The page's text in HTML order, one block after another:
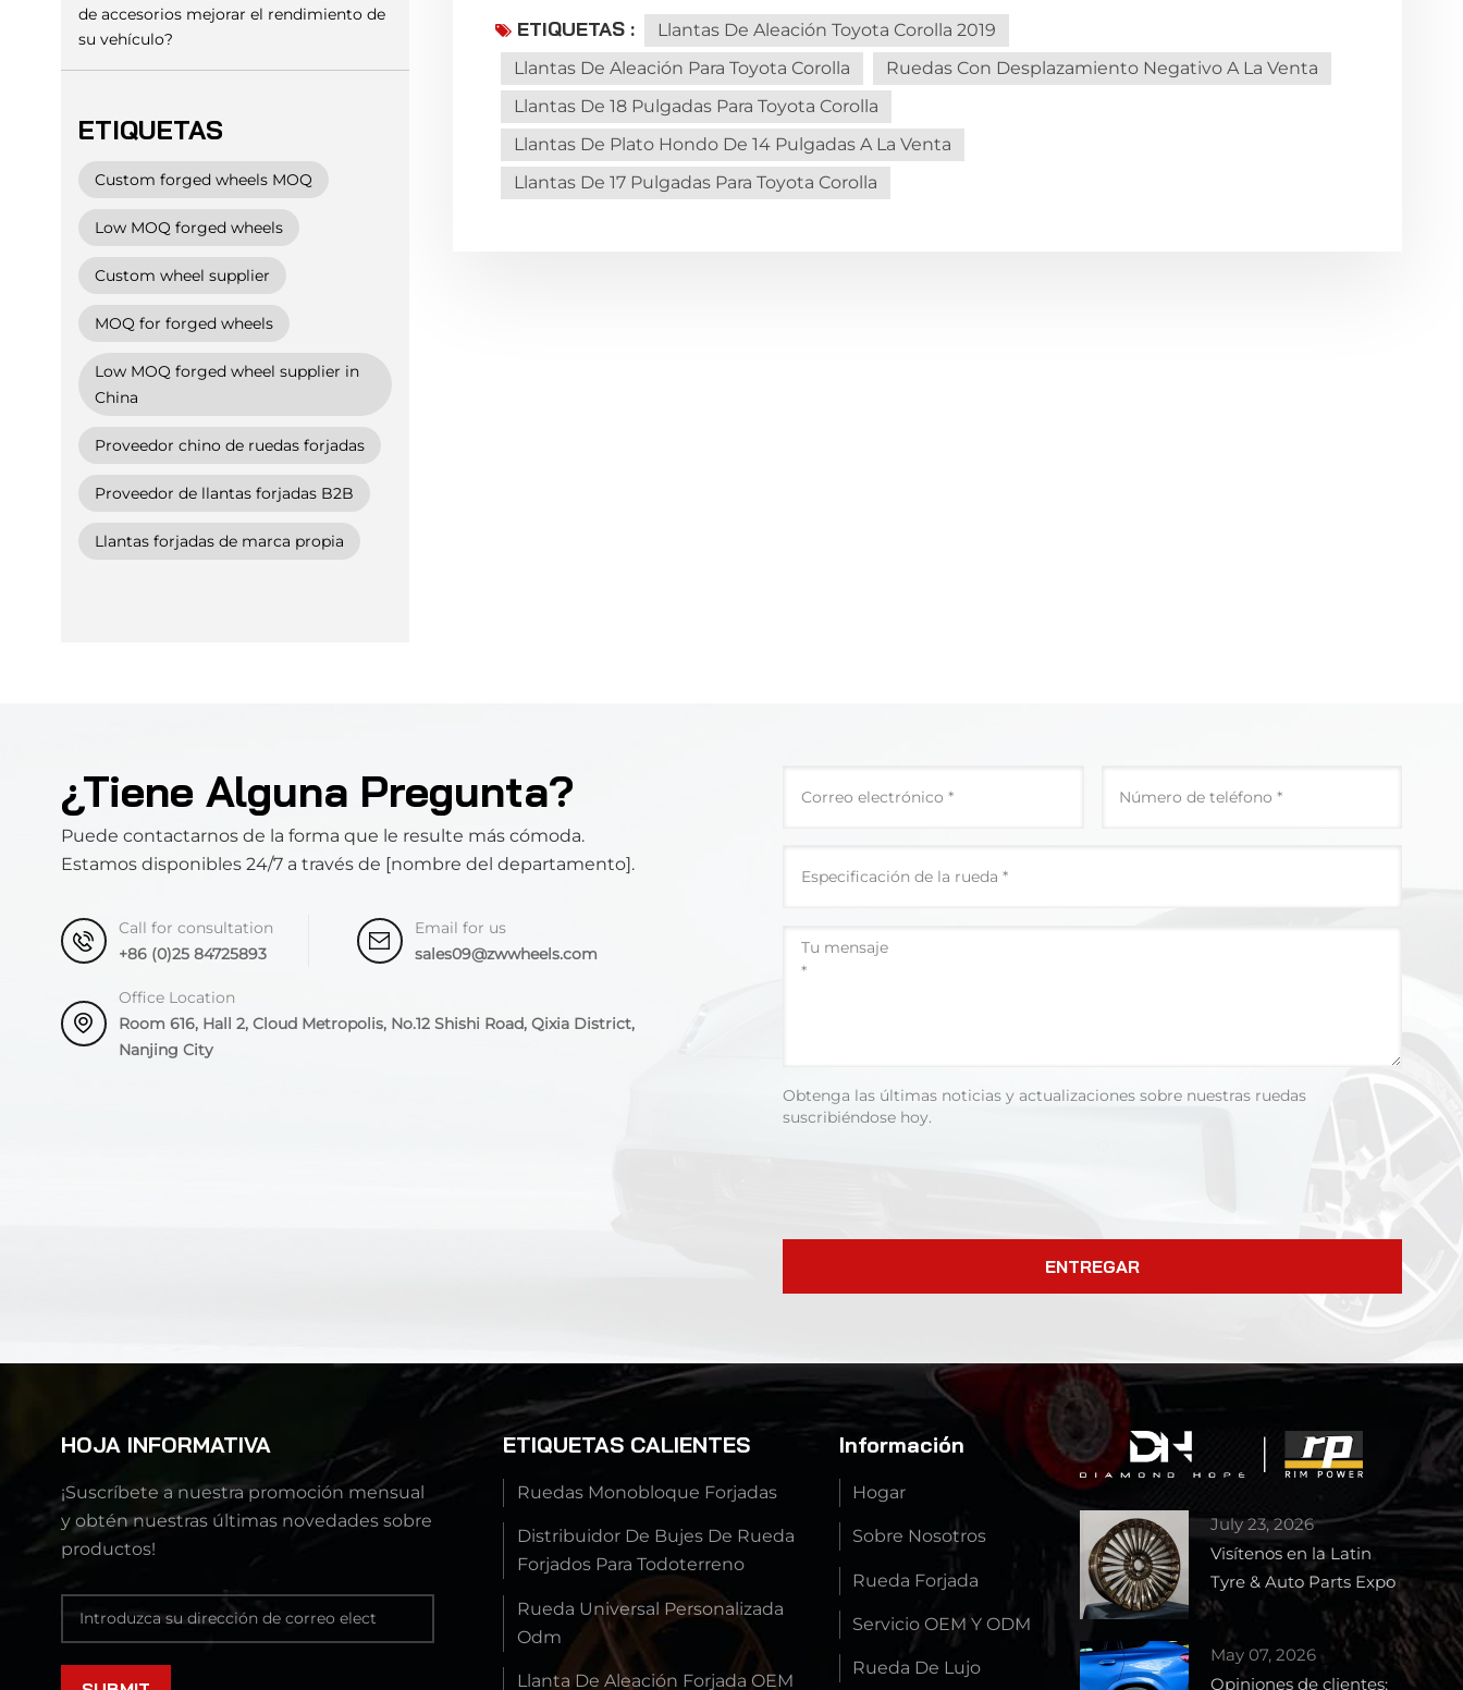
ETIQUETAS :
Llantas De Aleación Toyota Corolla 2019
Llantas De Aleación Para Toyota Corolla
Ruedas Con Desplazamiento Negativo A La Venta
Llantas De 18 Pulgadas Para Toyota Corolla
Llantas De Plato Hondo De 14 Pulgadas A La Venta
Llantas De 17 Pulgadas Para Toyota Corolla
de accesorios mejorar el rendimiento de
su vehículo?
ETIQUETAS
Custom forged wheels MOQ
Low MOQ forged wheels
Custom wheel supplier
MOQ for forged wheels
Low MOQ forged wheel supplier in
China
Proveedor chino de ruedas forjadas
Proveedor de llantas forjadas B2B
Llantas forjadas de marca propia
¿Tiene Alguna Pregunta?
Puede contactarnos de la forma que le resulte más cómoda.
Estamos disponibles 24/7 a través de [nombre del departamento].
Call for consultation
+86 (0)25 84725893
Email for us
sales09@zwwheels.com
Office Location
Room 616, Hall 2, Cloud Metropolis, No.12 Shishi Road, Qixia District,
Nanjing City
Obtenga las últimas noticias y actualizaciones sobre nuestras ruedas
suscribiéndose hoy.
ENTREGAR
HOJA INFORMATIVA
¡Suscríbete a nuestra promoción mensual
y obtén nuestras últimas novedades sobre
productos!
ETIQUETAS CALIENTES
Ruedas Monobloque Forjadas
Distribuidor De Bujes De Rueda
Forjados Para Todoterreno
Rueda Universal Personalizada
Odm
Llanta De Aleación Forjada OEM
Información
Hogar
Sobre Nosotros
Rueda Forjada
Servicio OEM Y ODM
Rueda De Lujo
July 23, 2026
Visítenos en la Latin
Tyre & Auto Parts Expo
2026 – Stand 1727
May 07, 2026
Opiniones de clientes: